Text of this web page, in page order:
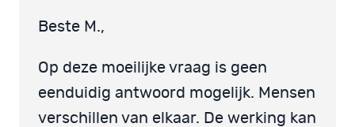
Beste M.,
Op deze moeilijke vraag is geen
eenduidig antwoord mogelijk. Mensen
verschillen van elkaar. De werking kan